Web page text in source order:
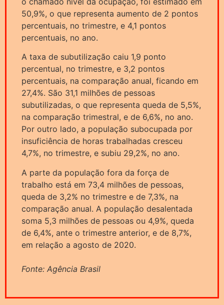
50,9%, o que representa aumento de 2 pontos
percentuais, no trimestre, e 4,1 pontos
percentuais, no ano.
A taxa de subutilização caiu 1,9 ponto
percentual, no trimestre, e 3,2 pontos
percentuais, na comparação anual, ficando em
27,4%. São 31,1 milhões de pessoas
subutilizadas, o que representa queda de 5,5%,
na comparação trimestral, e de 6,6%, no ano.
Por outro lado, a população subocupada por
insuficiência de horas trabalhadas cresceu
4,7%, no trimestre, e subiu 29,2%, no ano.
A parte da população fora da força de
trabalho está em 73,4 milhões de pessoas,
queda de 3,2% no trimestre e de 7,3%, na
comparação anual. A população desalentada
soma 5,3 milhões de pessoas ou 4,9%, queda
de 6,4%, ante o trimestre anterior, e de 8,7%,
em relação a agosto de 2020.
Fonte: Agência Brasil